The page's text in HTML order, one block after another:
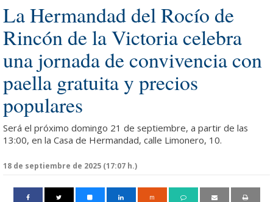
La Hermandad del Rocío de
Rincón de la Victoria celebra
una jornada de convivencia con
paella gratuita y precios
populares
Será el próximo domingo 21 de septiembre, a partir de las
13:00, en la Casa de Hermandad, calle Limonero, 10.
18 de septiembre de 2025 (17:07 h.)
m